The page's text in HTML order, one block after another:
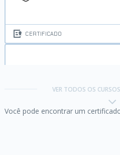
CERTIFICADO
VER TODOS OS
Você pode encontrar um